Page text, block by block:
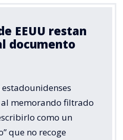
EEUU restan
documento
memorando filtrado
como un
que no recoge